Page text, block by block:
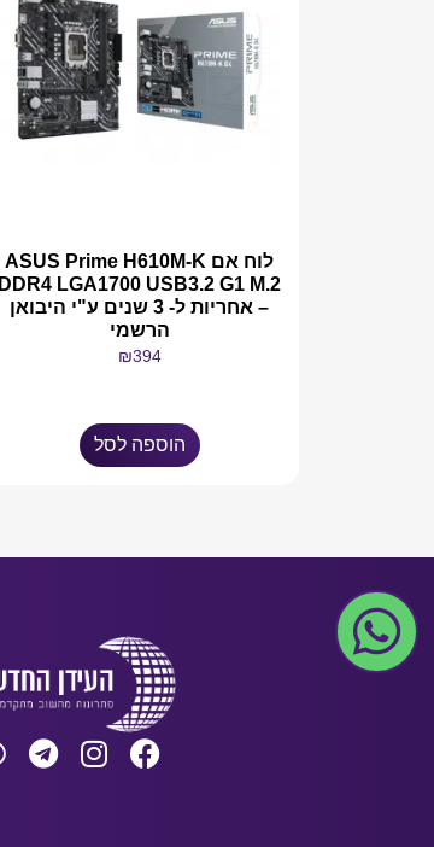
לוח אם ASUS Prime H610M-K
DDR4 LGA1700 USB3.2 G1 M.2
– אחריות ל- 3 שנים ע"י היבואן
הרשמי
₪394
הוספה לסל